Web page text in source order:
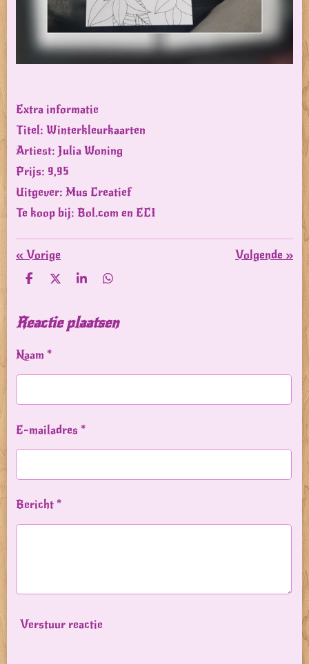
Extra informatie
Titel: Winterkleurkaarten
Artiest: Julia Woning
Prijs: 9,95
Uitgever: Mus Creatief
Te koop bij: Bol.com en ECI
«Vorige Volgende »
D
e
n
D
l
S
r
e
D
e
n
Reactie plaatsen
Naam *
E-mailadres *
Bericht *
Verstuur reactie